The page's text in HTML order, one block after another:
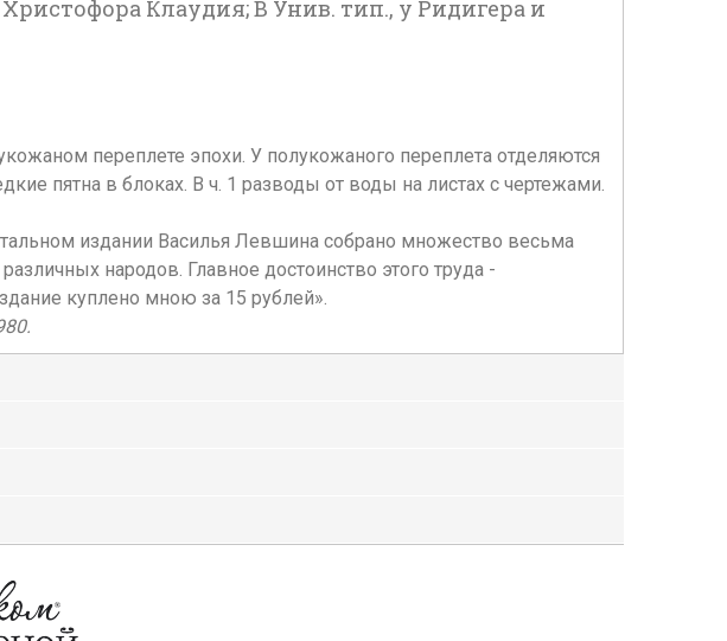
Клаудия; В Унив. тип., у Ридигера и
переплете эпохи. У полукожаного переплета отделяются
пятна в блоках. В ч. 1 разводы от воды на листах с чертежами.
издании Василья Левшина собрано множество весьма
народов. Главное достоинство этого труда -
куплено мною за 15 рублей».